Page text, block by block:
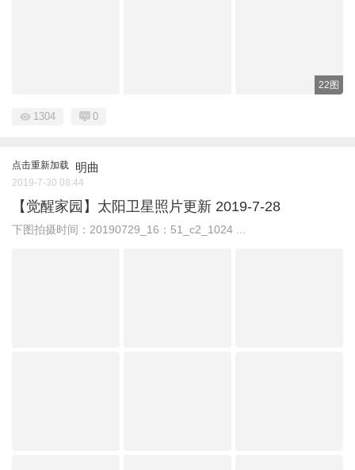
22图
1304 0
点击重新加载 明曲
2019-7-30 08:44
【觉醒家园】太阳卫星照片更新 2019-7-28
下图拍摄时间：20190729_16：51_c2_1024 ...